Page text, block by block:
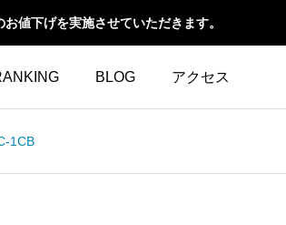
値下げを実施させていただきます。
BLOG アクセス
1CB